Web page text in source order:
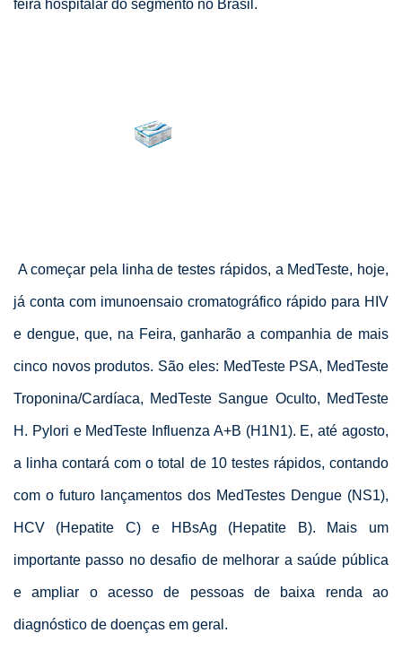
feira hospitalar do segmento no Brasil.
A começar pela linha de testes rápidos, a MedTeste, hoje,
já conta com imunoensaio cromatográfico rápido para HIV
e dengue, que, na Feira, ganharão a companhia de mais
cinco novos produtos. São eles: MedTeste PSA, MedTeste
Troponina/Cardíaca, MedTeste Sangue Oculto, MedTeste
H. Pylori e MedTeste Influenza A+B (H1N1). E, até agosto,
a linha contará com o total de 10 testes rápidos, contando
com o futuro lançamentos dos MedTestes Dengue (NS1),
HCV (Hepatite C) e HBsAg (Hepatite B). Mais um
importante passo no desafio de melhorar a saúde pública
e ampliar o acesso de pessoas de baixa renda ao
diagnóstico de doenças em geral.